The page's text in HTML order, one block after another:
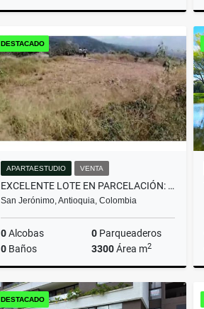
$16.000.000
DESTACADO
APARTAESTUDIO VENTA
EXCELENTE LOTE EN PARCELACIÓN: SANTA FÉ DE ANTIOQUIA.
San Jerónimo, Antioquia, Colombia
0Alcobas 0 Parqueaderos
0 Baños 3300Área m2
Venta
$380.000.000
DESTACADO